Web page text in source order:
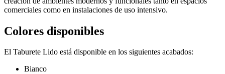
comerciales como en instalaciones de uso intensivo.
Colores disponibles
El Taburete Lido está disponible en los siguientes acabados:
Bianco